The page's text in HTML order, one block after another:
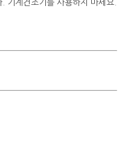
기계건조기를 사용하지 마세요.
58